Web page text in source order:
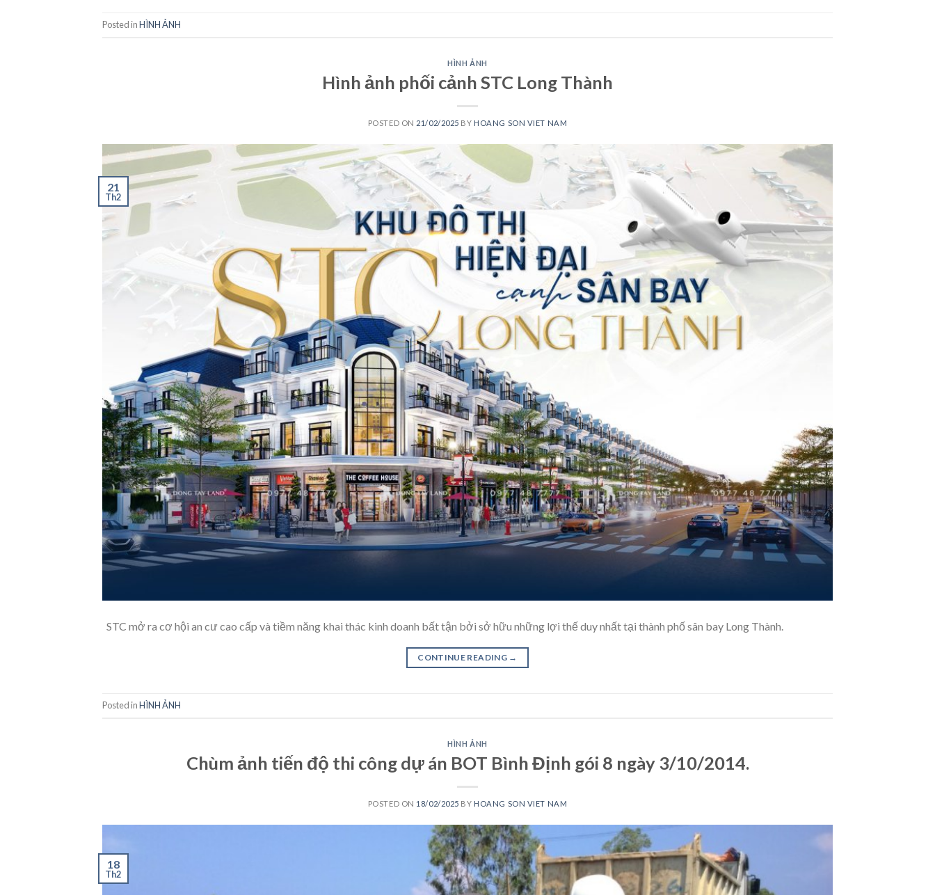
Posted inHÌNH ẢNH
HÌNH ẢNH
Hình ảnh phối cảnh STC Long Thành
POSTED ON 21/02/2025 BY HOANG SON VIET NAM
21
Th2
STC mở ra cơ hội an cư cao cấp và tiềm năng khai thác kinh doanh bất tận bởi sở hữu những lợi thế duy nhất tại thành phố sân bay Long Thành.
CONTINUE READING →
Posted inHÌNH ẢNH
HÌNH ẢNH
Chùm ảnh tiến độ thi công dự án BOT Bình Định gói 8 ngày 3/10/2014.
POSTED ON 18/02/2025 BY HOANG SON VIET NAM
18
Th2